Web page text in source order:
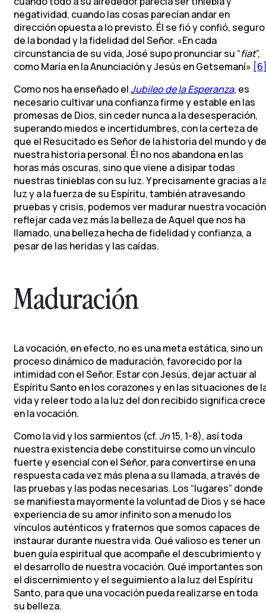
negatividad, cuando las cosas parecían andar en
dirección opuesta a lo previsto. Él se fió y confió, seguro
de la bondad y la fidelidad del Señor. «En cada
circunstancia de su vida, José supo pronunciar su “fiat”,
como María en la Anunciación y Jesús en Getsemaní»
Como nos ha enseñado elJubileo de la Esperanza, es
necesario cultivar una confianza firme y estable en las
promesas de Dios, sin ceder nunca a la desesperación,
superando miedos e incertidumbres, con la certeza de
que el Resucitado es Señor de la historia del mundo y de
nuestra historia personal. Él no nos abandona en las
horas más oscuras, sino que viene a disipar todas
nuestras tinieblas con su luz. Y precisamente gracias a
luz y a la fuerza de su Espíritu, también atravesando
pruebas y crisis, podemos ver madurar nuestra
reflejar cada vez más la belleza de Aquel que nos ha
llamado, una belleza hecha de fidelidad y confianza, a
pesar de las heridas y las caídas.
Maduración
La vocación, en efecto, no es una meta estática, sino un
proceso dinámico de maduración, favorecido por la
intimidad con el Señor. Estar con Jesús, dejar actuar al
Espíritu Santo en los corazones y en las situaciones de
vida y releer todo a la luz del don recibido significa
en la vocación.
Como la vid y los sarmientos (cf.Jn15, 1-8), así toda
nuestra existencia debe constituirse como un vínculo
fuerte y esencial con el Señor, para convertirse en una
respuesta cada vez más plena a su llamada, a través de
las pruebas y las podas necesarias. Los “lugares” donde
se manifiesta mayormente la voluntad de Dios y se hace
experiencia de su amor infinito son a menudo los
vínculos auténticos y fraternos que somos capaces de
instaurar durante nuestra vida. Qué valioso es tener un
buen guía espiritual que acompañe el descubrimiento y
el desarrollo de nuestra vocación. Qué importantes son
el discernimiento y el seguimiento a la luz del Espíritu
Santo, para que una vocación pueda realizarse en toda
su belleza.